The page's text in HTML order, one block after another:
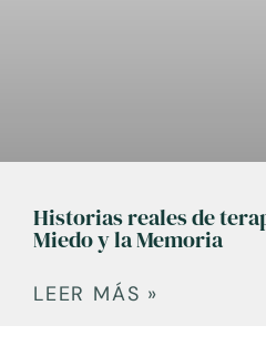
Historias reales de
Miedo y la Memoria
LEER MÁS »